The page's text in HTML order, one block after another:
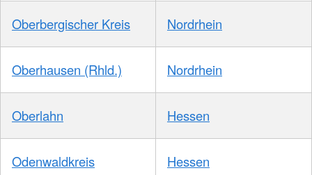
Oberbergischer Kreis Nordrhein
Oberhausen (Rhld.) Nordrhein
Oberlahn Hessen
Odenwaldkreis Hessen